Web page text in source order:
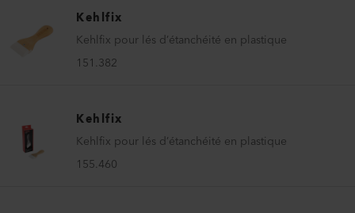
Kehlfix
Kehlfix pour lés d’étanchéité en plastique
151.382
Kehlfix
Kehlfix pour lés d’étanchéité en plastique
155.460